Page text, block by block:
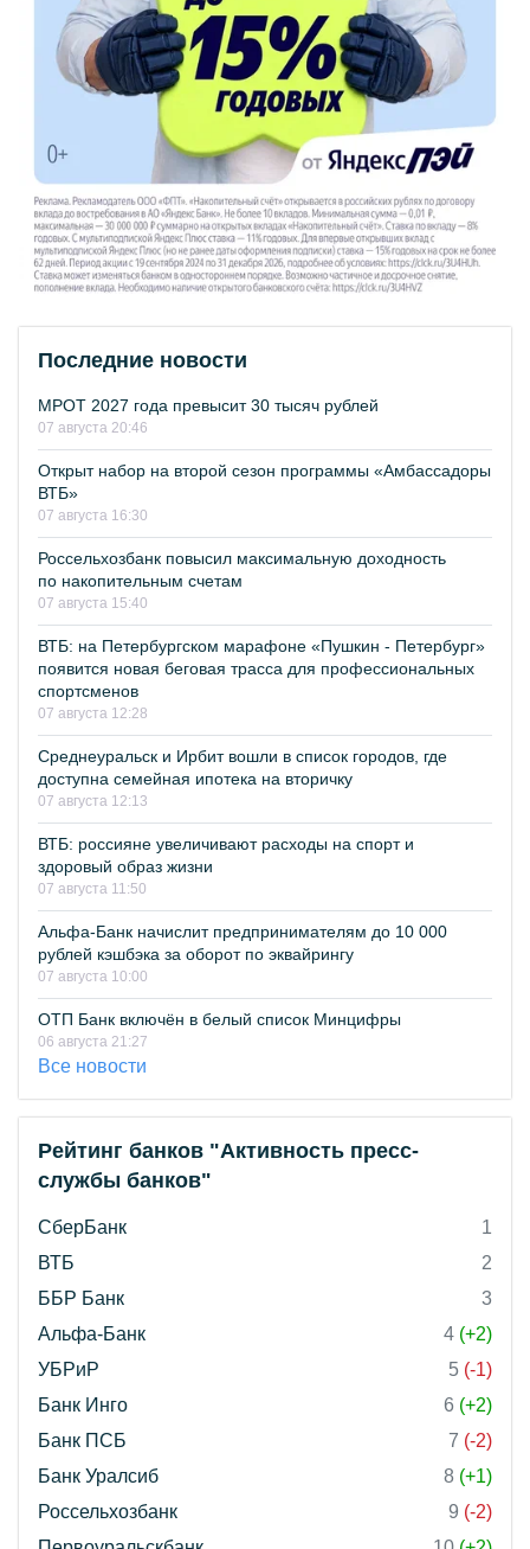
Последние новости
МРОТ 2027 года превысит 30 тысяч рублей
07 августа 20:46
Открыт набор на второй сезон программы «Амбассадоры
ВТБ»
07 августа 16:30
Россельхозбанк повысил максимальную доходность
по накопительным счетам
07 августа 15:40
ВТБ: на Петербургском марафоне «Пушкин - Петербург»
появится новая беговая трасса для профессиональных
спортсменов
07 августа 12:28
Среднеуральск и Ирбит вошли в список городов, где
доступна семейная ипотека на вторичку
07 августа 12:13
ВТБ: россияне увеличивают расходы на спорт и
здоровый образ жизни
07 августа 11:50
Альфа-Банк начислит предпринимателям до 10 000
рублей кэшбэка за оборот по эквайрингу
07 августа 10:00
ОТП Банк включён в белый список Минцифры
06 августа 21:27
Все новости
Рейтинг банков "Активность пресс-
службы банков"
СберБанк
1
ВТБ
2
ББР Банк
3
Альфа-Банк
4 (+2)
УБРиР
5 (-1)
Банк Инго
6 (+2)
Банк ПСБ
7 (-2)
Банк Уралсиб
8 (+1)
Россельхозбанк
9 (-2)